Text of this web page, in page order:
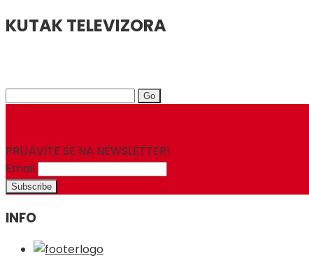
KUTAK TELEVIZORA
Search
PRIJAVITE SE NA NEWSLETTER!
Email
INFO